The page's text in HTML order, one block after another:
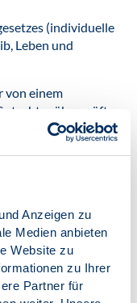
Anzeigen zu
Medien anbieten
Website zu
zu Ihrer
Partner für
(individuelle
Leben und
von einem
überprüft
PTSD ist zu
oftmals sehr
zu einer
Flüchtling
psychologischen
wurde. Eine
auf den
sondern nur
Richtigkeit des